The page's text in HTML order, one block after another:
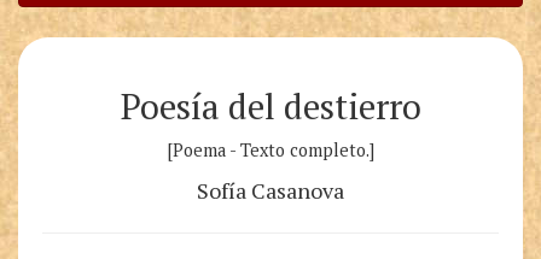
Poesía del destierro
[Poema - Texto completo.]
Sofía Casanova